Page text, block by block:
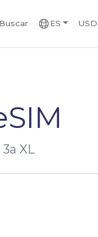
Buscar ES USD
XL